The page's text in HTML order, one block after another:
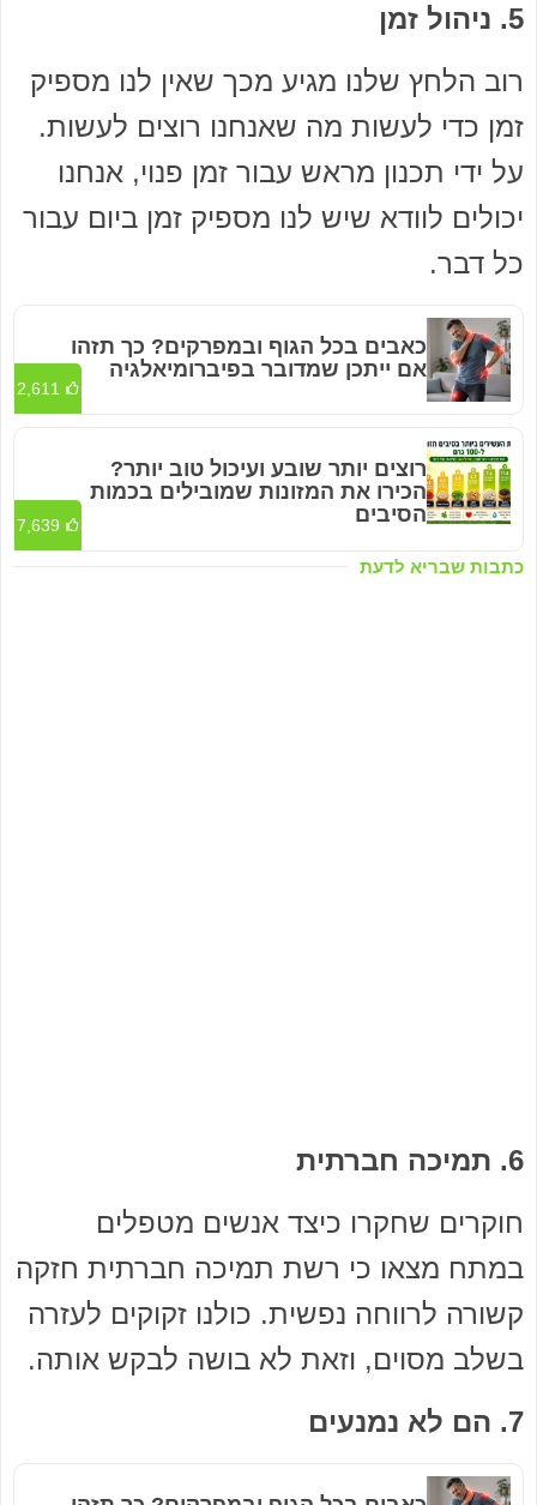
5. ניהול זמן
רוב הלחץ שלנו מגיע מכך שאין לנו מספיק
זמן כדי לעשות מה שאנחנו רוצים לעשות.
על ידי תכנון מראש עבור זמן פנוי, אנחנו
יכולים לוודא שיש לנו מספיק זמן ביום עבור
כל דבר.
כתבות שבריא לדעת
כאבים בכל הגוף ובמפרקים? כך תזהו
אם ייתכן שמדובר בפיברומיאלגיה
2,611
רוצים יותר שובע ועיכול טוב יותר?
הכירו את המזונות שמובילים בכמות
הסיבים
7,639
6. תמיכה חברתית
חוקרים שחקרו כיצד אנשים מטפלים
במתח מצאו כי רשת תמיכה חברתית חזקה
קשורה לרווחה נפשית. כולנו זקוקים לעזרה
בשלב מסוים, וזאת לא בושה לבקש אותה.
7. הם לא נמנעים